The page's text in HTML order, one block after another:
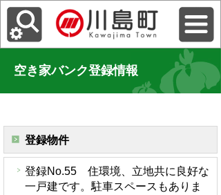
空き家バンク登録情報
登録物件
登録No.55 住環境、立地共に良好な
一戸建です。駐車スペースもありま